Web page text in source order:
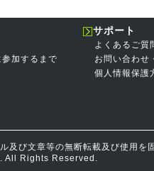
加するまで
サポート
よくあるご質
お問い合わせ
個人情報保護
及び文章等の無断転載及び使用を
All Rights Reserved.